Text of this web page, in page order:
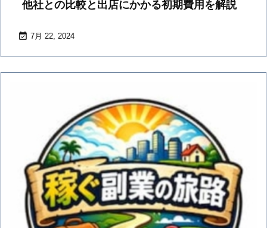
他社との比較と出店にかかる初期費用を解説
 7月 22, 2024